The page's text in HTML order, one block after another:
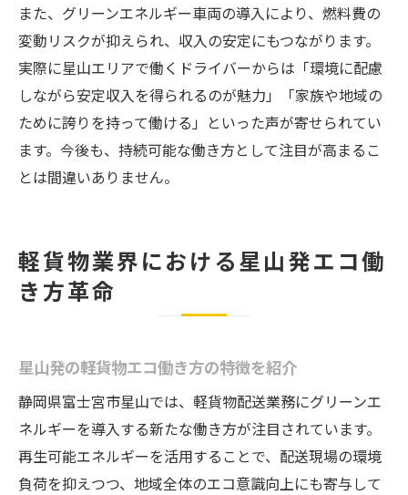
また、グリーンエネルギー車両の導入により、燃料費の
変動リスクが抑えられ、収入の安定にもつながります。
実際に星山エリアで働くドライバーからは「環境に配慮
しながら安定収入を得られるのが魅力」「家族や地域の
ために誇りを持って働ける」といった声が寄せられてい
ます。今後も、持続可能な働き方として注目が高まるこ
とは間違いありません。
軽貨物業界における星山発エコ働
き方革命
星山発の軽貨物エコ働き方の特徴を紹介
静岡県富士宮市星山では、軽貨物配送業務にグリーンエ
ネルギーを導入する新たな働き方が注目されています。
再生可能エネルギーを活用することで、配送現場の環境
負荷を抑えつつ、地域全体のエコ意識向上にも寄与して